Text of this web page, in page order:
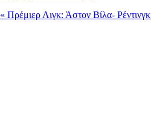
« Πρέμιερ Λιγκ: Άστον Βίλα- Ρέντινγκ